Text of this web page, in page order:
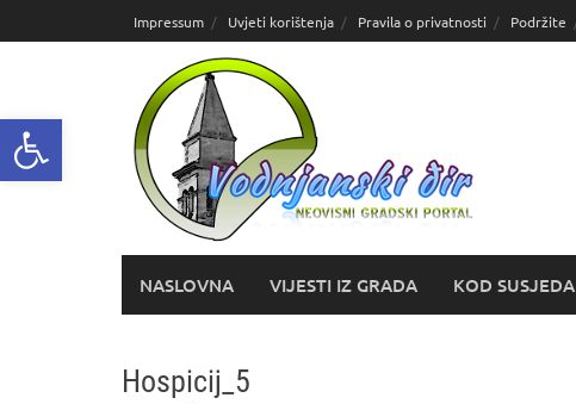
Open toolbar
do
Impressum Uvjeti korištenja Pravila o privatnosti Podržite
NASLOVNA VIJESTI IZ GRADA KOD SUSJEDA
Hospicij_5